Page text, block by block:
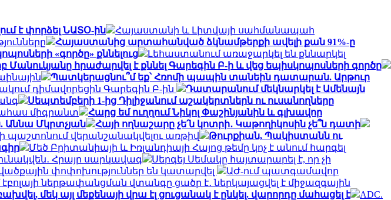
է փորձել ՆԱՏՕ-ին
Հայաստանի և Լիտվայի սահմանապահ
Հայաստանից արտահանված ձկնամթերքի ավելի քան 91%-ը
«գործը» քննելուց
Լեհաստանում առաջարկել են քննարկել
հրաժարվել է քննել Գարեգին Բ-ի և վեց եպիսկոպոսների գործը
Պատկերացնու՞մ եք՝ Հռոմի պապին տանեին դատարան. Արթուր
դիմավորեցին Գարեգին Բ-ին
Դատարանում մեկնարկել է Ամենայն
Սեպտեմբերի 1-ից Դիլիջանում աշակերտներն ու ուսանողները
միգրանտ
Հարց եմ ուղղում Նիկոլ Փաշինյանին և գլխավոր
Աննա Մկրտչյան
Հայի ողնաշարը չե՛ն կոտրի․ Կաթողիկոսին չե՞ն դատի
վերանշանակվելու առթիվ
Թուրքիան, Պակիստանն ու
Մեծ Բրիտանիայի և Իռլանդիայի Հայոց թեմը կոչ է անում հարգել
Հրայր սարկավագ
Սերգեյ Սեմակը հայտարարել է, որ չի
փոփոխություններ են կատարվել
ԱԺ-ում պատգամավոր
ներթափանցման վտանգը ցածր է․ ներկայացվել է միջազգային
մեկ այլ մեքենայի վրա էլ ցուցանակ է ընկել. վարորդը մահացել է
ADC.